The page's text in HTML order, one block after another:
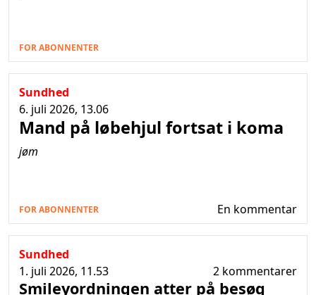
FOR ABONNENTER
Sundhed
6. juli 2026, 13.06
Mand på løbehjul fortsat i koma
jøm
En kommentar
FOR ABONNENTER
Sundhed
1. juli 2026, 11.53
2 kommentarer
Smileyordningen atter på besøg